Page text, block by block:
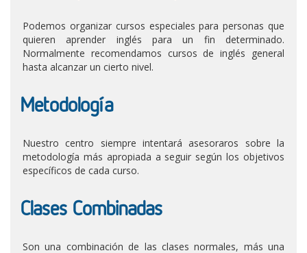
Podemos organizar cursos especiales para personas que
quieren aprender inglés para un fin determinado.
Normalmente recomendamos cursos de inglés general
hasta alcanzar un cierto nivel.
Metodología
Nuestro centro siempre intentará asesoraros sobre la
metodología más apropiada a seguir según los objetivos
específicos de cada curso.
Clases Combinadas
Son una combinación de las clases normales, más una